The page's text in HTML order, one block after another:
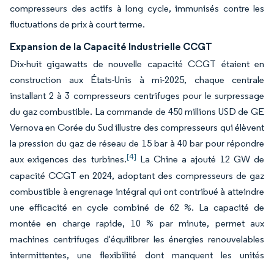
compresseurs des actifs à long cycle, immunisés contre les
fluctuations de prix à court terme.
Expansion de la Capacité Industrielle CCGT
Dix-huit gigawatts de nouvelle capacité CCGT étaient en
construction aux États-Unis à mi-2025, chaque centrale
installant 2 à 3 compresseurs centrifuges pour le surpressage
du gaz combustible. La commande de 450 millions USD de GE
Vernova en Corée du Sud illustre des compresseurs qui élèvent
la pression du gaz de réseau de 15 bar à 40 bar pour répondre
aux exigences des turbines.[4] La Chine a ajouté 12 GW de
capacité CCGT en 2024, adoptant des compresseurs de gaz
combustible à engrenage intégral qui ont contribué à atteindre
une efficacité en cycle combiné de 62 %. La capacité de
montée en charge rapide, 10 % par minute, permet aux
machines centrifuges d'équilibrer les énergies renouvelables
intermittentes, une flexibilité dont manquent les unités